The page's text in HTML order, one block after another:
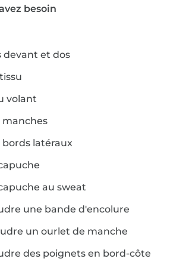
besoin
devant et dos
volant
manches
bords latéraux
au sweat
une bande d'encolure
un ourlet de manche
des poignets en bord-côte